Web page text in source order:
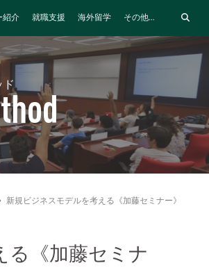
紹介 就職支援 海外留学 その他...
ド
新規ビジネスモデルを考える《加藤セミナー》
る《加藤セミナ